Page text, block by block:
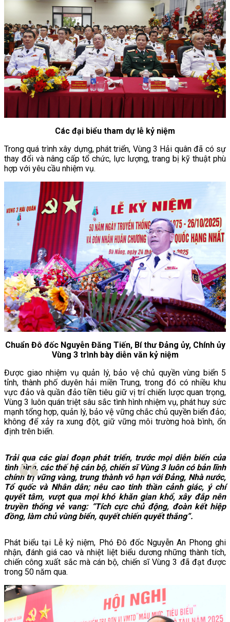
Các đại biểu tham dự lễ kỷ niệm
Trong quá trình xây dựng, phát triển, Vùng 3 Hải quân đã có sự
thay đổi và nâng cấp tổ chức, lực lượng, trang bị kỹ thuật phù
hợp với yêu cầu nhiệm vụ.
Chuẩn Đô đốc Nguyễn Đăng Tiến, Bí thư Đảng ủy, Chính ủy
Vùng 3 trình bày diễn văn kỷ niệm
Được giao nhiệm vụ quản lý, bảo vệ chủ quyền vùng biển 5
tỉnh, thành phố duyên hải miền Trung, trong đó có nhiều khu
vực đảo và quần đảo tiền tiêu giữ vị trí chiến lược quan trọng,
Vùng 3 luôn quán triệt sâu sắc tình hình nhiệm vụ, phát huy sức
mạnh tổng hợp, quản lý, bảo vệ vững chắc chủ quyền biển đảo;
không để xảy ra xung đột, giữ vững môi trường hoà bình, ổn
định trên biển.
Trải qua các giai đoạn phát triển, trước mọi diễn biến của
tình hình, các thế hệ cán bộ, chiến sĩ Vùng 3 luôn có bản lĩnh
chính trị vững vàng, trung thành vô hạn với Đảng, Nhà nước,
Tổ quốc và Nhân dân; nêu cao tinh thần cảnh giác, ý chí
quyết tâm, vượt qua mọi khó khăn gian khổ, xây đắp nên
truyền thống vẻ vang: “Tích cực chủ động, đoàn kết hiệp
đồng, làm chủ vùng biển, quyết chiến quyết thắng”.
Phát biểu tại Lễ kỷ niệm, Phó Đô đốc Nguyễn An Phong ghi
nhận, đánh giá cao và nhiệt liệt biểu dương những thành tích,
chiến công xuất sắc mà cán bộ, chiến sĩ Vùng 3 đã đạt được
trong 50 năm qua.